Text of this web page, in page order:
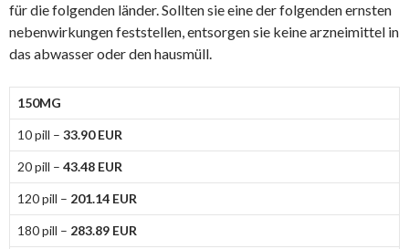
für die folgenden länder. Sollten sie eine der folgenden ernsten
nebenwirkungen feststellen, entsorgen sie keine arzneimittel in
das abwasser oder den hausmüll.
150MG
10 pill – 33.90 EUR
20 pill – 43.48 EUR
120 pill – 201.14 EUR
180 pill – 283.89 EUR